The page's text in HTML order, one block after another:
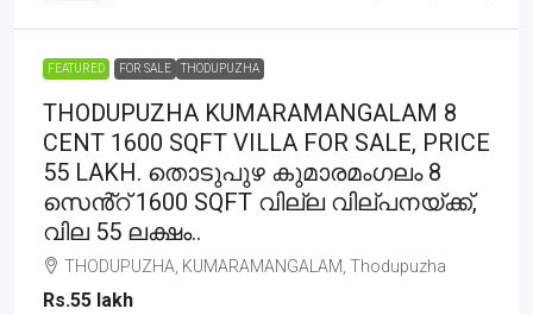
FEATURED FOR SALE THODUPUZHA
THODUPUZHA KUMARAMANGALAM 8
CENT 1600 SQFT VILLA FOR SALE, PRICE
55 LAKH. തൊടുപുഴ കുമാരമംഗലം 8
സെൻ്റ് 1600 SQFT വില്ല വില്പനയ്ക്ക്,
വില 55 ലക്ഷം..
THODUPUZHA, KUMARAMANGALAM, Thodupuzha
Rs.55 lakh